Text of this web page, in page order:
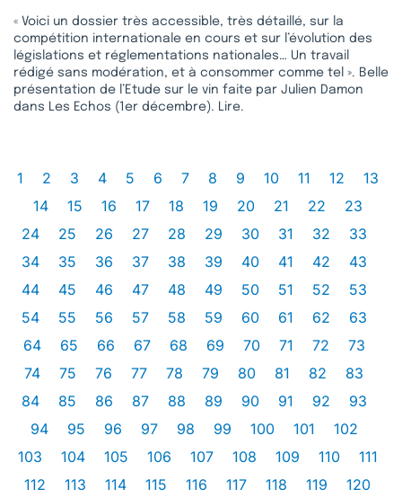
« Voici un dossier très accessible, très détaillé, sur la
compétition internationale en cours et sur l’évolution des
législations et réglementations nationales… Un travail
rédigé sans modération, et à consommer comme tel ». Belle
présentation de l’Etude sur le vin faite par Julien Damon
dans Les Echos (1er décembre). Lire.
1 2 3 4 5 6 7 8 9 10 11 12
13
14
15 16 17 18 19 20 21 22
23
24
25 26 27 28 29 30 31 32
33
34
35 36 37 38 39 40 41 42
43
44
45 46 47 48 49 50 51 52
53
54
55 56 57 58 59 60 61 62
63
64
65 66 67 68 69 70 71 72
73
74
75 76 77 78 79 80 81 82
83
84
85 86 87 88 89 90 91 92
93
94
95 96 97 98 99 100 101
102
103
104 105 106 107 108 109 110
111
112
113 114 115 116 117 118 119
120